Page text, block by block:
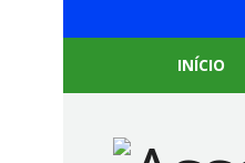
INÍCIO